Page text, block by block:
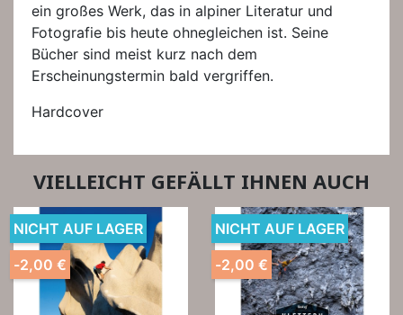
ein großes Werk, das in alpiner Literatur und
Fotografie bis heute ohnegleichen ist. Seine
Bücher sind meist kurz nach dem
Erscheinungstermin bald vergriffen.
Hardcover
VIELLEICHT GEFÄLLT IHNEN AUCH
NICHT AUF LAGER
-2,00 €
NICHT AUF LAGER
-2,00 €